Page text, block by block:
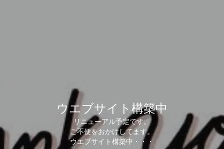
ウエブサイト構築中
リニューアル予定です。
ご不便をおかけしてます。
ウエブサイト構築中・・・